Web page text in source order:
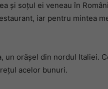
și soțul ei veneau în
iar pentru mintea
un orășel din nordul Italiei.
acelor bunuri.